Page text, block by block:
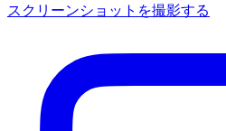
スクリーンショットを撮影する